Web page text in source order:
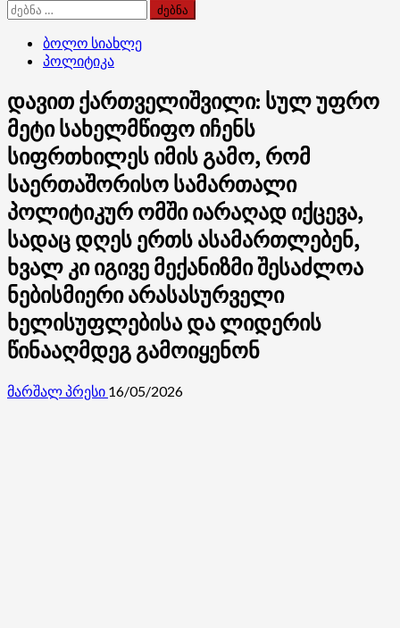
ძებნა:
ბოლო სიახლე
პოლიტიკა
დავით ქართველიშვილი: სულ უფრო
მეტი სახელმწიფო იჩენს
სიფრთხილეს იმის გამო, რომ
საერთაშორისო სამართალი
პოლიტიკურ ომში იარაღად იქცევა,
სადაც დღეს ერთს ასამართლებენ,
ხვალ კი იგივე მექანიზმი შესაძლოა
ნებისმიერი არასასურველი
ხელისუფლებისა და ლიდერის
წინააღმდეგ გამოიყენონ
მარშალ პრესი 16/05/2026